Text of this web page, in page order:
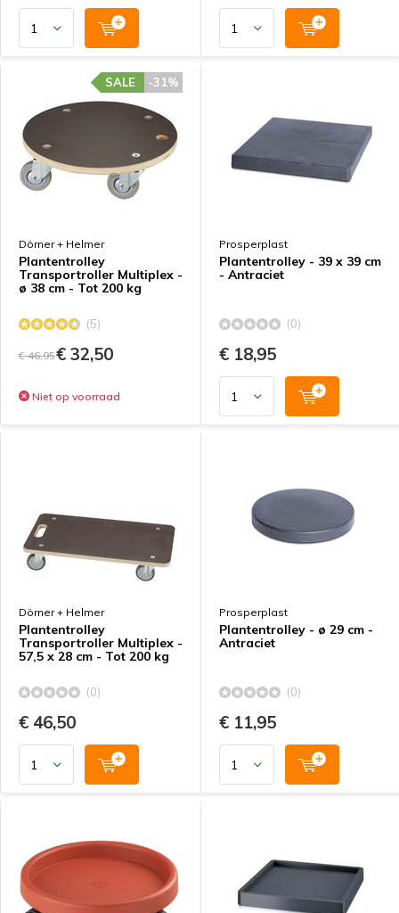
Dörner + Helmer
Plantentrolley
Transportroller Multiplex -
ø 38 cm - Tot 200 kg
-31%
SALE
(5)
€ 46,95€ 32,50
Niet op voorraad
Prosperplast
Plantentrolley - 39 x 39 cm
- Antraciet
(0)
€ 18,95
Dörner + Helmer
Plantentrolley
Transportroller Multiplex -
57,5 x 28 cm - Tot 200 kg
(0)
€ 46,50
Prosperplast
Plantentrolley - ø 29 cm -
Antraciet
(0)
€ 11,95